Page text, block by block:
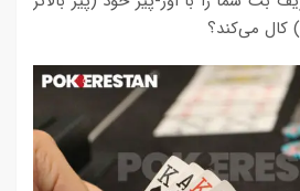
کال می‌کند؟